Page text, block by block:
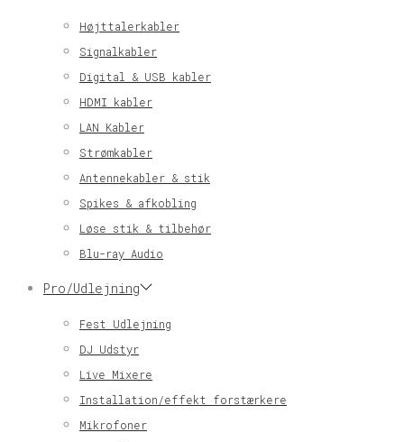
Højttalerkabler
Signalkabler
Digital & USB kabler
HDMI kabler
LAN Kabler
Strømkabler
Antennekabler & stik
Spikes & afkobling
Løse stik & tilbehør
Blu-ray Audio
Pro/Udlejning
Fest Udlejning
DJ Udstyr
Live Mixere
Installation/effekt forstærkere
Mikrofoner